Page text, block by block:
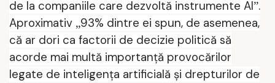
de la companiile care dezvoltă instrumente AI”.
Aproximativ „93% dintre ei spun, de asemenea,
că ar dori ca factorii de decizie politică să
acorde mai multă importanţă provocărilor
legate de inteligenţa artificială şi drepturilor de